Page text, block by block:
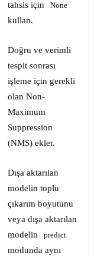
tahsis için
None
kullan.
Doğru ve verimli
tespit sonrası
işleme için gerekli
olan Non-
Maximum
Suppression
(NMS) ekler.
Dışa aktarılan
modelin toplu
çıkarım boyutunu
veya dışa aktarılan
modelin
predict
modunda aynı